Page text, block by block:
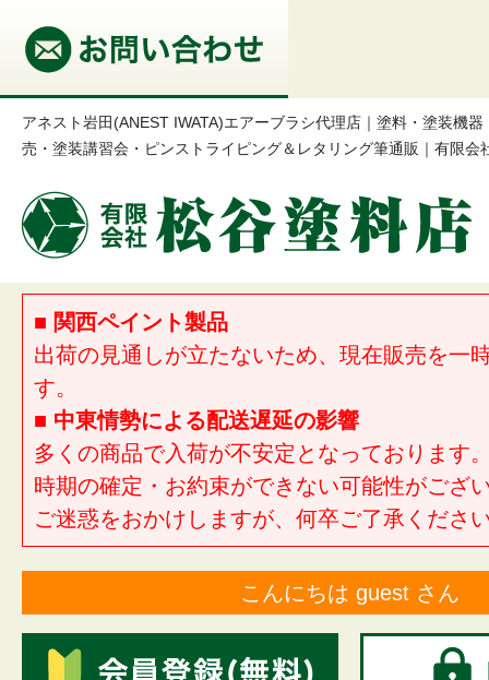
アネスト岩田(ANEST IWATA)エアーブラシ代理店｜塗料・塗装機
売・塗装講習会・ピンストライピング＆レタリング筆通販｜有限会
■ 関西ペイント製品
出荷の見通しが立たないため、現在販売を一
す。
■ 中東情勢による配送遅延の影響
多くの商品で入荷が不安定となっております
時期の確定・お約束ができない可能性がござ
ご迷惑をおかけしますが、何卒ご了承くださ
こんにちは guest さん